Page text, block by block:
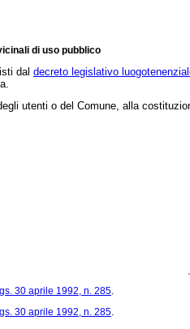
di uso pubblico
dal decreto legislativo
utenti o del Comune, alla
30 aprile 1992, n. 285.
30 aprile 1992, n. 285.